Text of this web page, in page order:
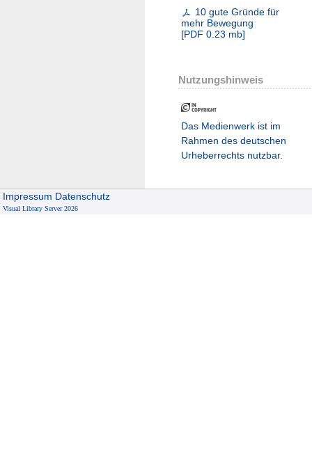
10 gute Gründe für
mehr Bewegung
[PDF 0.23 mb]
Nutzungshinweis
Das Medienwerk ist im
Rahmen des deutschen
Urheberrechts nutzbar.
Impressum Datenschutz
Visual Library Server 2026